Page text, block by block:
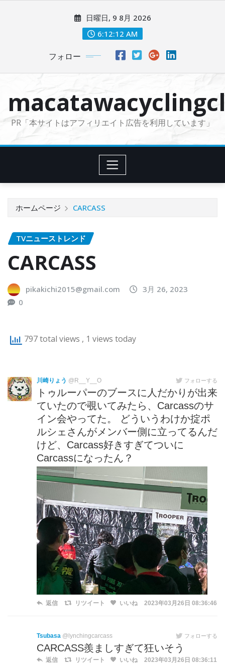
に
日曜日, 9 8月 2026
6:12:13 AM
フォロー
PR「本サイトはアフィリエイト広告を利用しています」
ホームページ CARCASS
TVニューストレンド
CARCASS
pikakichi2015@gmail.com
3月 26, 2023
0
797 total views , 1 views today
川崎りょう @R__Y__O フォローする
トゥルーパーのブースに人だかりが出来
ていたので覗いてみたら、Carcassのサ
イン会やってた。 どういうわけか掟ポ
ルシェさんがメンバー側に立ってるんだ
けど、Carcass好きすぎてついに
Carcassになったん？
返信 リツイート いいね 2023年03月26日 08:36:46
Tsubasa @lynchingcarcass フォローする
CARCASS羨ましすぎて狂いそう
返信 リツイート いいね 2023年03月26日 08:36:11